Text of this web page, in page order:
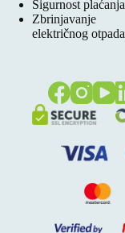
Sigurnost plaćanja
Zbrinjavanje
električnog otpada